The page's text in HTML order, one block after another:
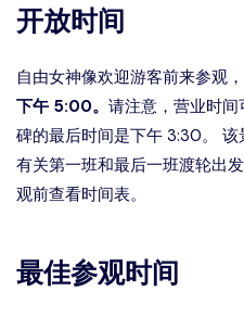
开放时间
自由女神像欢迎游客前来参观，
下午 5:00。 请注意，营业时
碑的最后时间是下午 3:30。 该
有关第一班和最后一班渡轮出
观前查看时间表。
最佳参观时间